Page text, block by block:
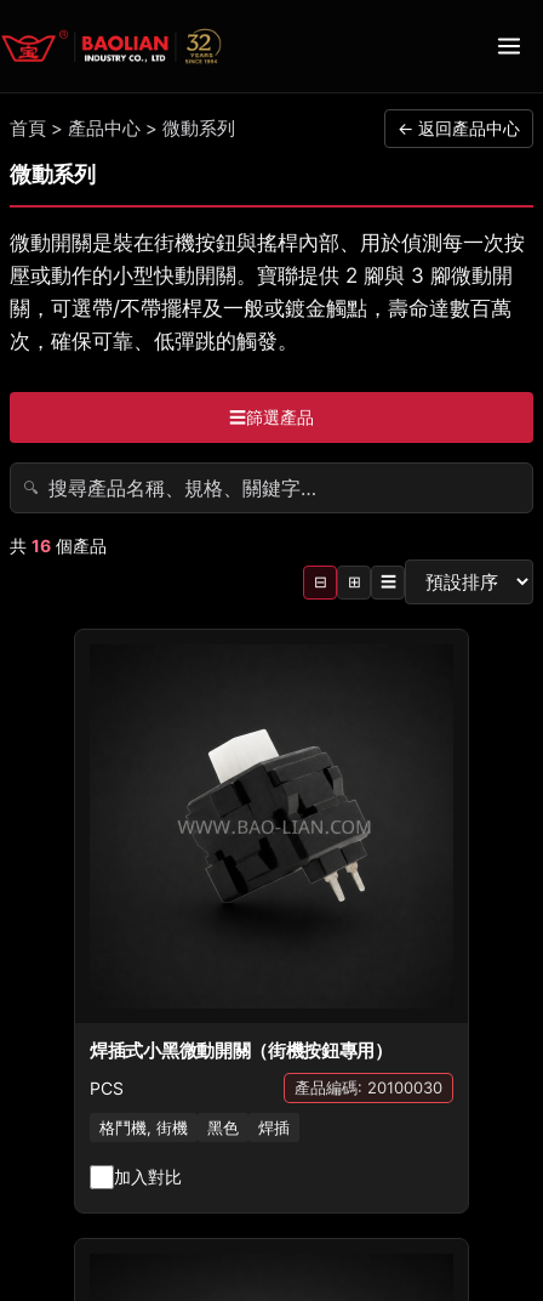
首頁 > 產品中心 > 微動系列 ← 返回產品中心
微動系列
微動開關是裝在街機按鈕與搖桿內部、用於偵測每一次按
壓或動作的小型快動開關。寶聯提供 2 腳與 3 腳微動開
關，可選帶/不帶擺桿及一般或鍍金觸點，壽命達數百萬
次，確保可靠、低彈跳的觸發。
☰篩選產品
🔍
共 16 個產品
⊟ ⊞ ☰
焊插式小黑微動開關（街機按鈕專用）
PCS 產品編碼: 20100030
格鬥機, 街機 黑色 焊插
加入對比